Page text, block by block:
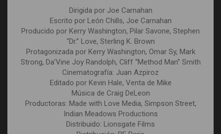
Dirigida por Joe Carnahan
Escrito por León Chills, Joe Carnahan
Producido por Kerry Washington, Pilar Savone, Stephen
“Dr.” Love, Sterling K. Brown
Protagonizada por Kerry Washington, Omar Sy, Mark
Strong, Da’Vine Joy Randolph, Cliff “Method Man” Smith
Cinematografía: Juan Azpiroz
Editado por Kevin Hale, Venta de Mike
Música de Craig DeLeon
Productoras: Made with Love Media, Simpson Street,
Indian Meadows Productions
Distribuido: Lionsgate Films